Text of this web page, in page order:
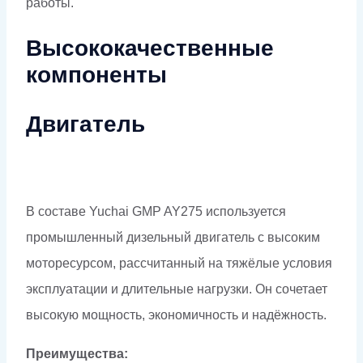
Высококачественные
компоненты
Двигатель
В составе Yuchai GMP AY275 используется
промышленный дизельный двигатель с высоким
моторесурсом, рассчитанный на тяжёлые условия
эксплуатации и длительные нагрузки. Он сочетает
высокую мощность, экономичность и надёжность.
Преимущества: